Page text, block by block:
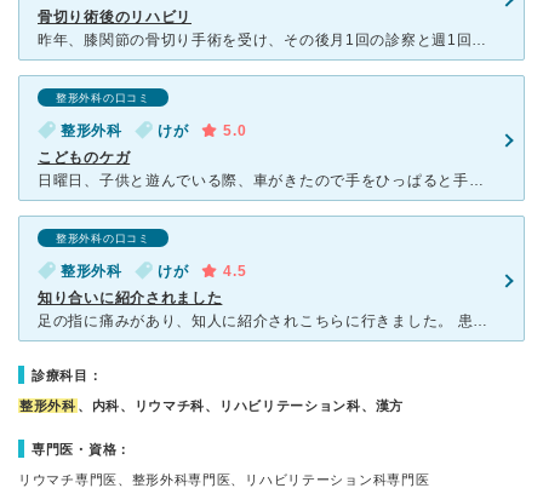
骨切り術後のリハビリ
昨年、膝関節の骨切り手術を受け、その後月1回の診察と週1回のリハビリを受けています。 主治医の先生も優しく丁寧に経過を伝えてくださり、リハビリの先生も親身になって治療、筋力強化のトレーニングをしてく
整形外科の口コミ
整形外科 けが
5.0
こどものケガ
日曜日、子供と遊んでいる際、車がきたので手をひっぱると手を動かさなくなりました。私が宝町のある分院？に肩の痛みで通っているので、インターネットで検索すると宝町以外にも廣島クリニックがあることを知りまし
整形外科の口コミ
整形外科 けが
4.5
知り合いに紹介されました
足の指に痛みがあり、知人に紹介されこちらに行きました。 患者さんがかなり多く、待ち時間も長かったですがそれだけ人気の病院です。 病院はカード式で受付しますが、年配の方は分かりづらいようでした。
診療科目：
整形外科 、内科、リウマチ科、リハビリテーション科、漢方
専門医・資格：
リウマチ専門医、整形外科専門医、リハビリテーション科専門医